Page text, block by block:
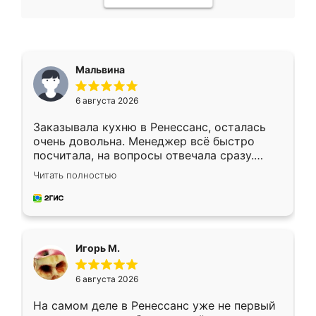
Мальвина
6 августа 2026
Заказывала кухню в Ренессанс, осталась
очень довольна. Менеджер всё быстро
посчитала, на вопросы отвечала сразу.
Замерщик приехал в субботу, подошёл к
делу со всей ответственностью. Собрали
за день, ребята работали аккуратно, даже
Читать полностью
Игорь М.
6 августа 2026
На самом деле в Ренессанс уже не первый